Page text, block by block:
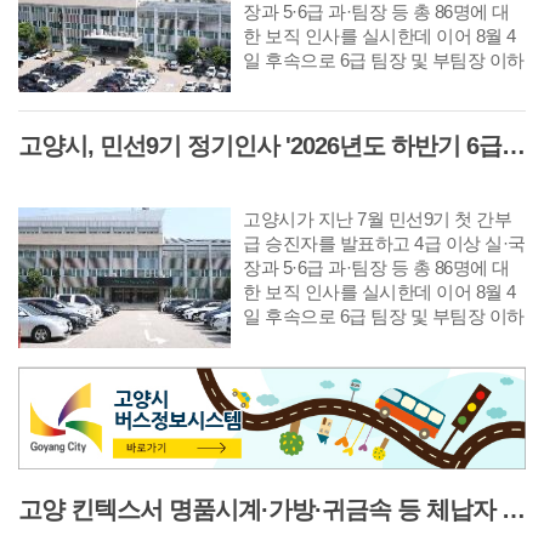
장과 5·6급 과·팀장 등 총 86명에 대
한 보직 인사를 실시한데 이어 8월 4
일 후속으로 6급 팀장 및 부팀장 이하
음은 8월 10일자 6급 팀장 인사발령
사항이다.
고양시, 민선9기 정기인사 '2026년도 하반기 6급 부팀장 이하 인사발령 사항'
고양시가 지난 7월 민선9기 첫 간부
급 승진자를 발표하고 4급 이상 실·국
장과 5·6급 과·팀장 등 총 86명에 대
한 보직 인사를 실시한데 이어 8월 4
일 후속으로 6급 팀장 및 부팀장 이하
음은 8월 10일자 6급 부팀장 이하 인
사발령 사항이다.
고양 킨텍스서 명품시계·가방·귀금속 등 체납자 압류 동산 620점 공개 경매